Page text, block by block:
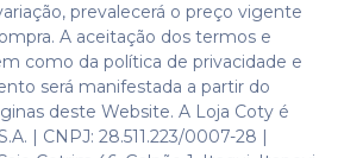
prevalecerá o preço vigente
A aceitação dos termos e
como da política de privacidade e
será manifestada a partir do
deste Website. A Loja Coty é
| CNPJ: 28.511.223/0007-28 |